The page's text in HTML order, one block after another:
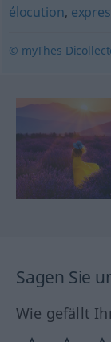
élocution,
© myThes
Sagen Sie
Wie gefällt